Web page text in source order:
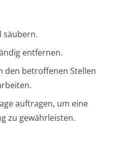
säubern.
entfernen.
den betroffenen Stellen
auftragen, um eine
zu gewährleisten.